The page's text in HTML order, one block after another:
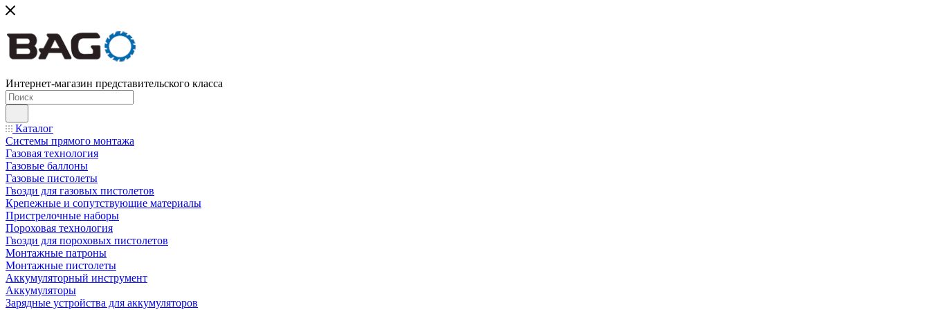
Интернет-магазин представительского класса
Каталог
Системы прямого монтажа
Газовая технология
Газовые баллоны
Газовые пистолеты
Гвозди для газовых пистолетов
Крепежные и сопутствующие материалы
Пристрелочные наборы
Пороховая технология
Гвозди для пороховых пистолетов
Монтажные патроны
Монтажные пистолеты
Аккумуляторный инструмент
Аккумуляторы
Зарядные устройства для аккумуляторов